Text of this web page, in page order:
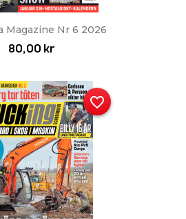
Magazine Nr 6 2026
80,00 kr
favorite_border